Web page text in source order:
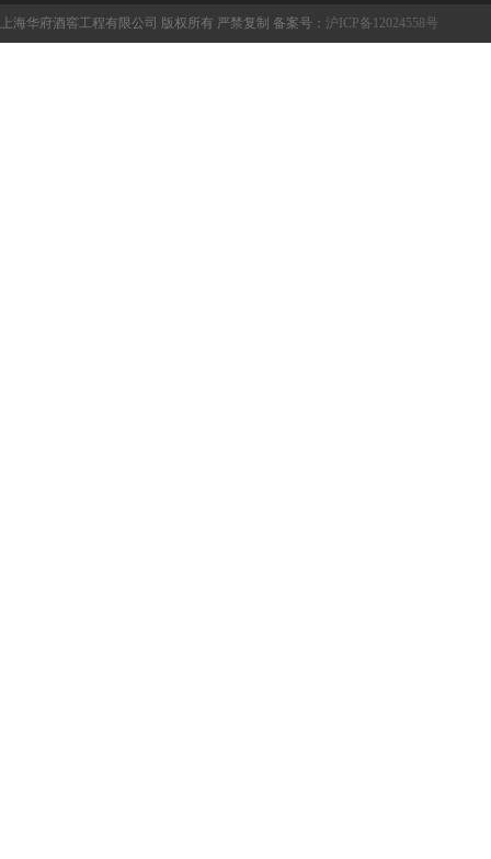
上海华府酒窖工程有限公司 版权所有 严禁复制 备案号： 沪ICP备12024558号